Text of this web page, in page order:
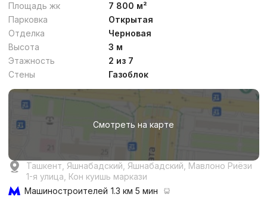
Площадь жк
7 800 м²
Парковка
Открытая
Отделка
Черновая
Высота
3 м
Этажность
2 из 7
Стены
Газоблок
Смотреть на карте
Ташкент, Яшнабадский, Яшнабадский, Мавлоно Риёзи
1-я улица, Кон куишь маркази
Машиностроителей 1.3 км 5 мин